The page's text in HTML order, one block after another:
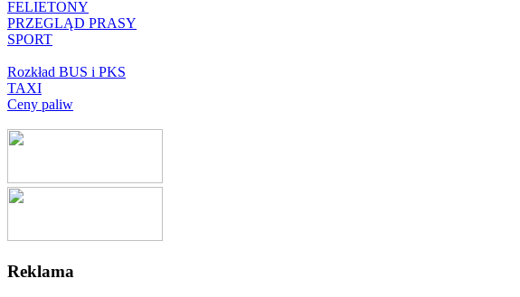
FELIETONY
PRZEGLĄD PRASY
SPORT
Rozkład BUS i PKS
TAXI
Ceny paliw
Reklama